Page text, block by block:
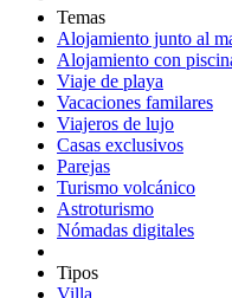
Temas
Alojamiento junto al
Alojamiento con
Viaje de playa
Vacaciones familares
Viajeros de lujo
Casas exclusivos
Parejas
Turismo volcánico
Astroturismo
Nómadas digitales
Tipos